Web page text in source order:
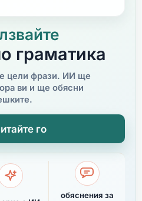
граматика
цели фрази. ИИ ще
ви и ще обясни
го
обяснения за